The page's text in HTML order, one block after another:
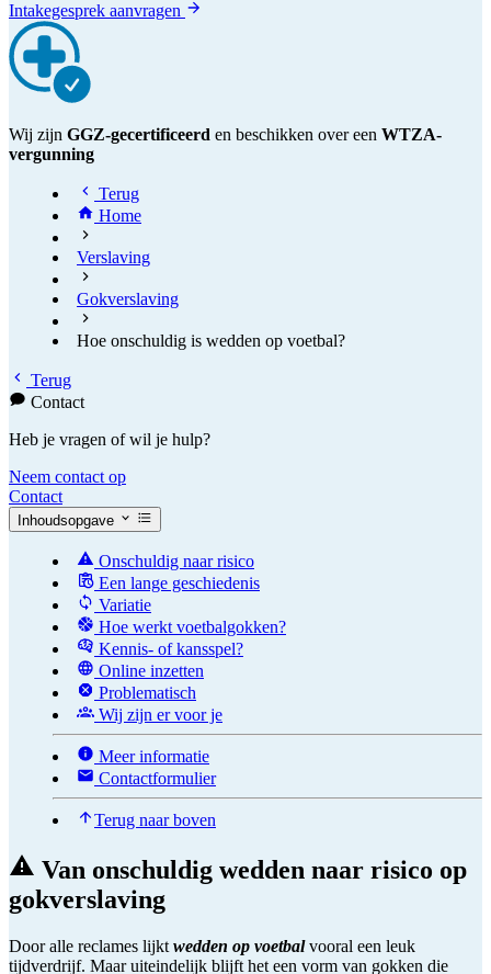
Intakegesprek aanvragen
Wij zijn GGZ-gecertificeerd en beschikken over een WTZA-
vergunning
Terug
Home
Verslaving
Gokverslaving
Hoe onschuldig is wedden op voetbal?
Terug
Contact
Heb je vragen of wil je hulp?
Neem contact op
Contact
Inhoudsopgave
Onschuldig naar risico
Een lange geschiedenis
Variatie
Hoe werkt voetbalgokken?
Kennis- of kansspel?
Online inzetten
Problematisch
Wij zijn er voor je
Meer informatie
Contactformulier
Terug naar boven
Van onschuldig wedden naar risico op
gokverslaving
Door alle reclames lijkt wedden op voetbalvooral een leuk
tijdverdrijf. Maar uiteindelijk blijft het een vorm van gokken die